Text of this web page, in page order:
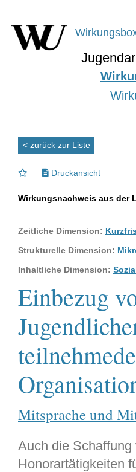
< zurück zur Liste
Druckansicht
Wirkungsnachweis aus der
Zeitliche Dimension:
Strukturelle Dimension:
Inhaltliche Dimension:
Einbezug
Mitsprache und
Auch die Schaffung
Honorartätigkeiten